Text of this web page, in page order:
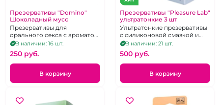
Презервативы "Domino"
Шоколадный мусс
Презервативы для
орального секса с ароматом
шоколада 3 шт
В наличии: 16 шт.
250 pуб.
В корзину
Презервативы "Pleasure Lab"
ультратонкие 3 шт
Ультратонкие презервативы
с силиконовой смазкой и
накопителем
В наличии: 21 шт.
500 pуб.
В корзину